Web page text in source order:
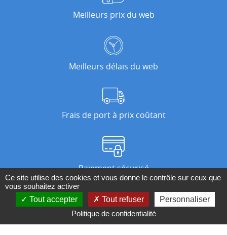
Meilleurs prix du web
Meilleurs délais du web
Frais de port à prix coûtant
Paiement sécurisé
Nos magasins
Ce site utilise des cookies et vous donne le contrôle sur ceux que
vous souhaitez activer
Tout accepter
Tout refuser
Personnaliser
Politique de confidentialité